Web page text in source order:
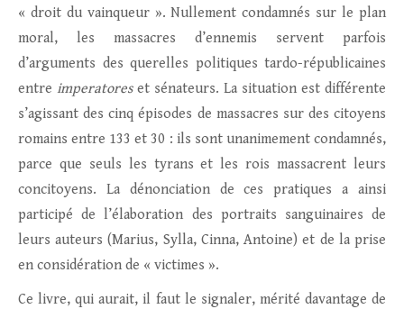
« droit du vainqueur ». Nullement condamnés sur le plan
moral, les massacres d’ennemis servent parfois
d’arguments des querelles politiques tardo-républicaines
entre imperatoreset sénateurs. La situation est différente
s’agissant des cinq épisodes de massacres sur des citoyens
romains entre 133 et 30 : ils sont unanimement condamnés,
parce que seuls les tyrans et les rois massacrent leurs
concitoyens. La dénonciation de ces pratiques a ainsi
participé de l’élaboration des portraits sanguinaires de
leurs auteurs (Marius, Sylla, Cinna, Antoine) et de la prise
en considération de « victimes ».
Ce livre, qui aurait, il faut le signaler, mérité davantage de